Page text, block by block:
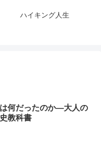
ハイキング人生
何だったのか―大人の
教科書